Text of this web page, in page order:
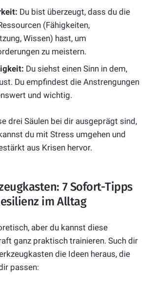
Du bist überzeugt, dass du die
(Fähigkeiten,
Wissen) hast, um
zu meistern.
Du siehst einen Sinn in dem,
Du empfindest die Anstrengungen
und wichtig.
drei Säulen bei dir ausgeprägt sind,
du mit Stress umgehen und
aus Krisen hervor.
7 Sofort-Tipps
im Alltag
aber du kannst diese
ganz praktisch trainieren. Such dir
die Ideen heraus, die
passen: